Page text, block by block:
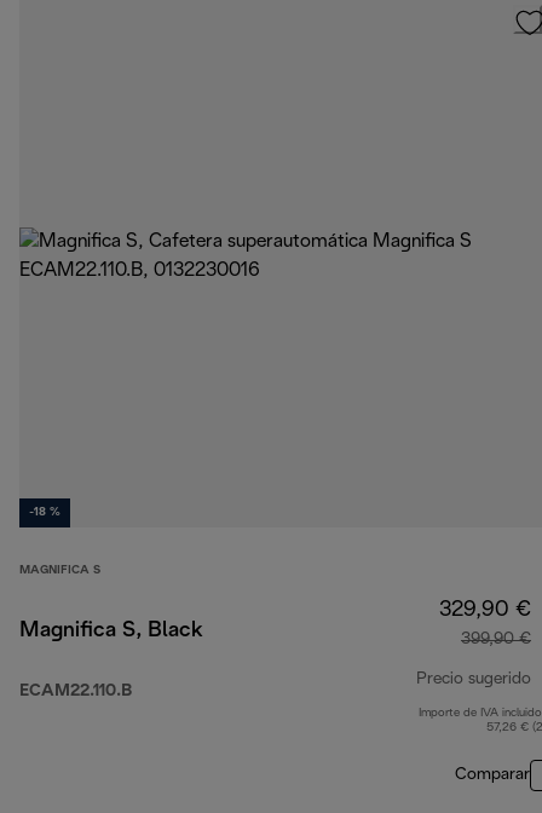
-18 %
MAGNIFICA S
Magnifica S, Black
ECAM22.110.B
329,90 €
399,90 €
Precio sugerido
Importe de IVA
57,26 €
Comparar